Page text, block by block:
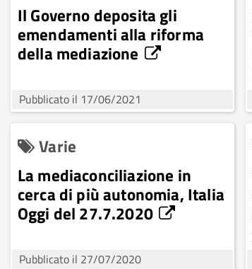
Il Governo deposita gli
emendamenti alla riforma
della mediazione
Pubblicato il 17/06/2021
Varie
La mediaconciliazione in
cerca di più autonomia, Italia
Oggi del 27.7.2020
Pubblicato il 27/07/2020